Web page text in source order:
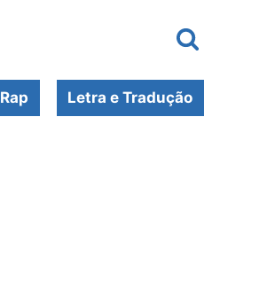
Rap Letra e Tradução